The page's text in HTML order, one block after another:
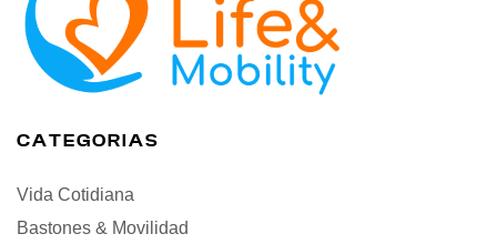
CATEGORIAS
Vida Cotidiana
Bastones & Movilidad